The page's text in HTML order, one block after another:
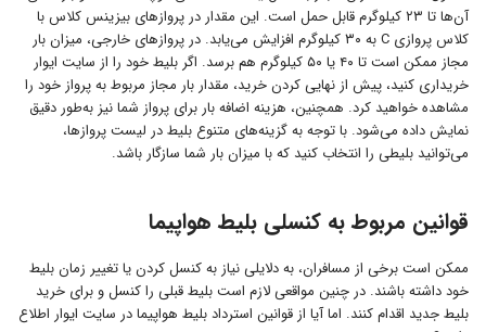
آن‌ها تا ۲۳ کیلوگرم قابل حمل است. این مقدار در پروازهای بیزینس کلاس با
کلاس پروازی C به ۳۰ کیلوگرم افزایش می‌یابد. در پروازهای خارجی، میزان بار
مجاز ممکن است تا ۴۰ یا ۵۰ کیلوگرم هم برسد. اگر بلیط خود را از سایت ایوار
خریداری کنید، پیش از نهایی کردن خرید، مقدار بار مجاز مربوط به پرواز خود را
مشاهده خواهید کرد. همچنین، هزینه اضافه بار برای پرواز شما نیز به‌طور دقیق
نمایش داده می‌شود. با توجه به گزینه‌های متنوع بلیط در لیست پروازها،
می‌توانید بلیطی را انتخاب کنید که با میزان بار شما سازگار باشد.
قوانین مربوط به کنسلی بلیط هواپیما
ممکن است برخی از مسافران، به دلایلی نیاز به کنسل کردن یا تغییر زمان بلیط
خود داشته باشند. در چنین مواقعی لازم است بلیط قبلی را کنسل و برای خرید
بلیط جدید اقدام کنند. اما آیا از قوانین استرداد بلیط هواپیما در سایت ایوار اطلاع